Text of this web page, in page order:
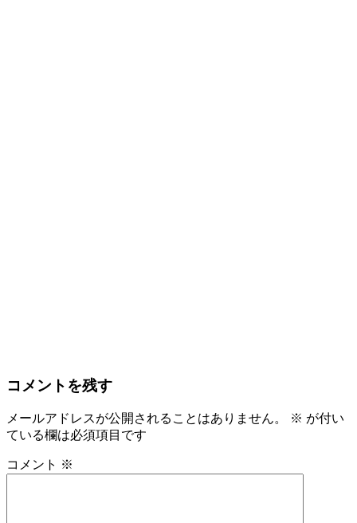
コメントを残す
メールアドレスが公開されることはありません。 ※ が付い
ている欄は必須項目です
コメント ※